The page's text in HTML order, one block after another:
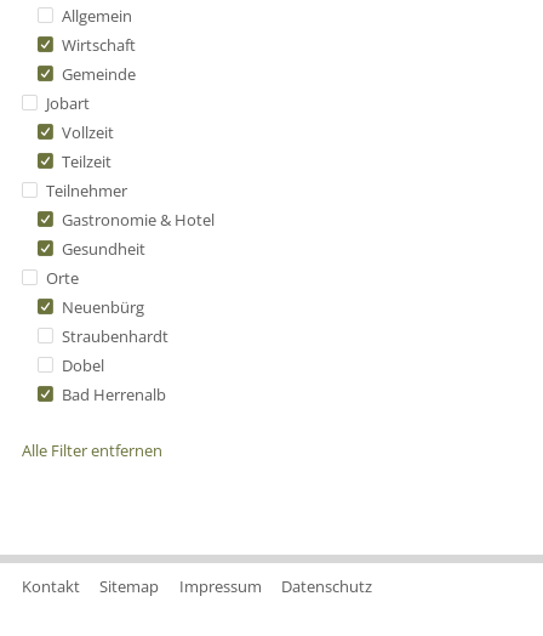
Allgemein
Wirtschaft
Gemeinde
Jobart
Vollzeit
Teilzeit
Teilnehmer
Gastronomie & Hotel
Gesundheit
Orte
Neuenbürg
Straubenhardt
Dobel
Bad Herrenalb
Alle Filter entfernen
Kontakt Sitemap Impressum Datenschutz